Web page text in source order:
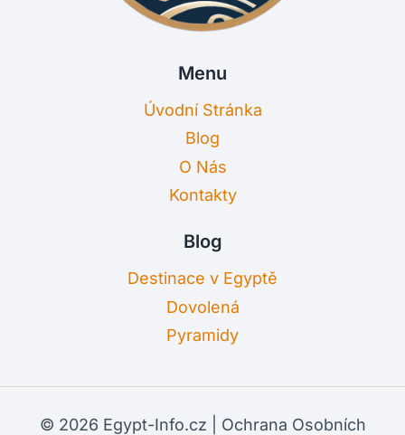
Menu
Úvodní Stránka
Blog
O Nás
Kontakty
Blog
Destinace v Egyptě
Dovolená
Pyramidy
© 2026 Egypt-Info.cz | Ochrana Osobních